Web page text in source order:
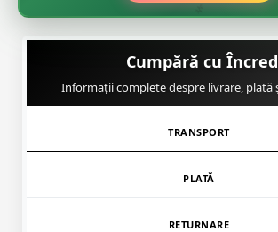
Cumpără cu
Informații complete despre livrare, plată
TRANSPORT
PLATĂ
RETURNARE